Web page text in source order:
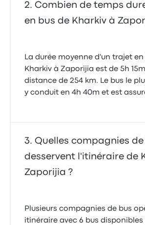
Combien de temps
en bus de Kharkiv à
La durée moyenne d'un trajet en
Kharkiv à Zaporijia est de 5h
distance de 254 km. Le bus le
y conduit en 4h 40m et est
Quelles compagnies de
desservent l'itinéraire de
Zaporijia ?
Plusieurs compagnies de bus
itinéraire avec 6 bus disponibles